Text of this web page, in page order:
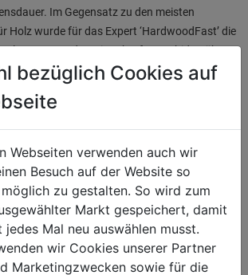
Im Gegensatz zu den meisten
Holz wurde für das Expert ‘HardwoodFast’ die
verwendet. Die scharfen Carbide-Zähne
dem härtesten Metall geschliffen, um
sie die härtesten Materialien schnell schneiden
‘Hardwood Fast’ Stichsägeblatt
Grobspanplatten, WPC, Gipskartonplatten und
einen schnellen, hochwertigen Schnitt und
als herkömmliche Stichsägeblätter.
bezüglich Cookies auf
Webseiten verwenden auch wir
Besuch auf der Website so
zu gestalten. So wird zum
Markt gespeichert, damit
Mal neu auswählen musst.
wir Cookies unserer Partner
Marketingzwecken sowie für die